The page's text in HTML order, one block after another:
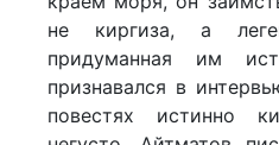
не киргиза, а
придуманная им
признавался в
повестях истинно